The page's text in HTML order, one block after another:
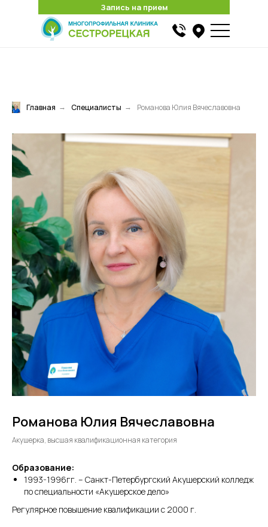
Запись на прием
Запись на прием
Главная → Специалисты → Романова Юлия Вячеславовна
Романова Юлия Вячеславовна
Акушерка, высшая квалификационная категория
Образование:
1993-1996гг. – Санкт-Петербургский Акушерский колледж
по специальности «Акушерское дело»
Регулярное повышение квалификации с 2000 г.